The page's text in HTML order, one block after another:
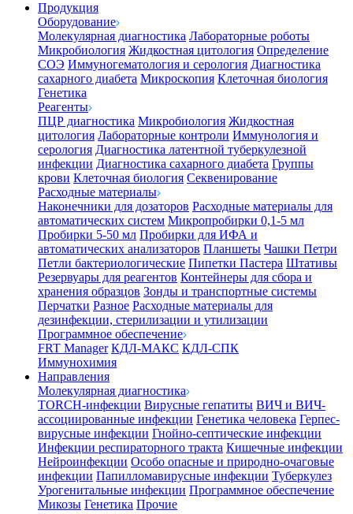
Продукция
Оборудование
Молекулярная диагностика Лабораторные роботы
Микробиология Жидкостная цитология Определение
СОЭ Иммуногематология и серология Диагностика
сахарного диабета Микроскопия Клеточная биология
Генетика
Реагенты
ПЦР диагностика Микробиология Жидкостная
цитология Лабораторные контроли Иммунология и
серология Диагностика латентной туберкулезной
инфекции Диагностика сахарного диабета Группы
крови Клеточная биология Секвенирование
Расходные материалы
Наконечники для дозаторов Расходные материалы для
автоматических систем Микропробирки 0,1-5 мл
Пробирки 5-50 мл Пробирки для ИФА и
автоматических анализаторов Планшеты Чашки Петри
Петли бактериологические Пипетки Пастера Штативы
Резервуары для реагентов Контейнеры для сбора и
хранения образцов Зонды и транспортные системы
Перчатки Разное Расходные материалы для
дезинфекции, стерилизации и утилизации
Программное обеспечение
FRT Manager КДЛ-МАКС КДЛ-СПК
Иммунохимия
Направления
Молекулярная диагностика
TORCH-инфекции Вирусные гепатиты ВИЧ и ВИЧ-
ассоциированные инфекции Генетика человека Герпес-
вирусные инфекции Гнойно-септические инфекции
Инфекции респираторного тракта Кишечные инфекции
Нейроинфекции Особо опасные и природно-очаговые
инфекции Папилломавирусные инфекции Туберкулез
Урогенитальные инфекции Программное обеспечение
Микозы Генетика Прочие